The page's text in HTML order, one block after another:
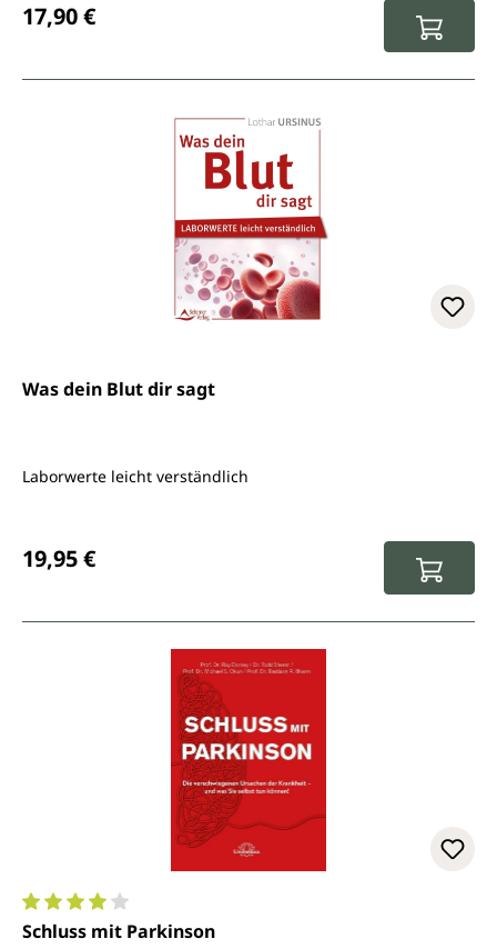
17,90 €
Was dein Blut dir sagt
Laborwerte leicht verständlich
19,95 €
Durchschnittliche Bewertung von 4.1 von 5 Sternen
Schluss mit Parkinson